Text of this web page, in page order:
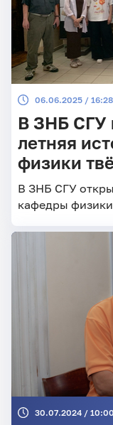
06.06.2025 / 16:28
В ЗНБ СГУ
летняя
физики
В ЗНБ СГУ
кафедры физики
30.07.2024 / 10:00